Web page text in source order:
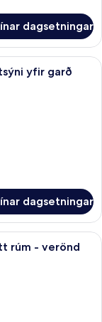
dagsetningar
gerð, öryggishólf í
yfir garð
dagsetningar
- 1 meðalstórt
rúm - verönd